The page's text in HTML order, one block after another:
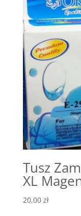
Tusz
XL
20,00 zł